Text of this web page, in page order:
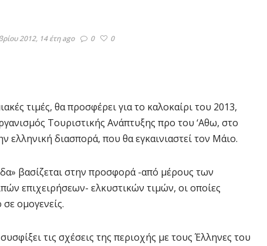
2012, 14 έτη ago 0 0
τιμές, θα προσφέρει για το καλοκαίρι του 2013,
Τουριστικής Ανάπτυξης προ του ‘Αθω, στο
ελληνική διασπορά, που θα εγκαινιαστεί τον Μάιο.
βασίζεται στην προσφορά -από μέρους των
επιχειρήσεων- ελκυστικών τιμών, οι οποίες
ομογενείς.
τις σχέσεις της περιοχής με τους Έλληνες του